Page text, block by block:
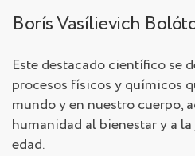
Borís Vasílievich
Este destacado científico se
procesos físicos y químicos
mundo y en nuestro cuerpo,
humanidad al bienestar y a
edad.